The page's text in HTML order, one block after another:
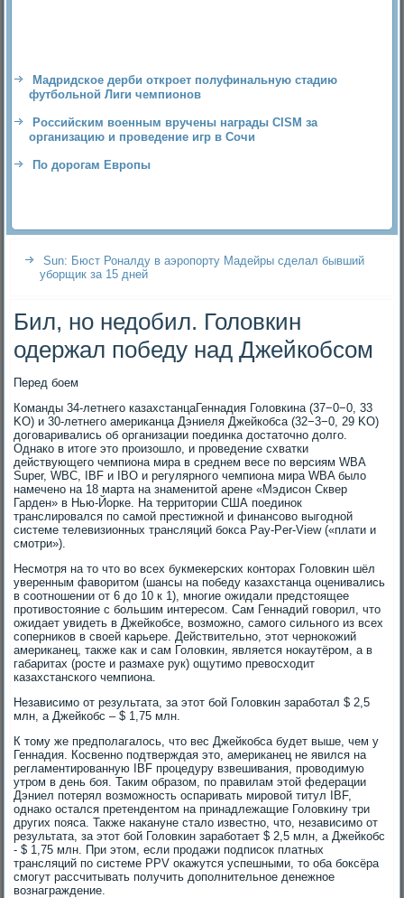
Мадридское дерби откроет полуфинальную стадию
футбольной Лиги чемпионов
Российским военным вручены награды CISM за
организацию и проведение игр в Сочи
По дорогам Европы
Sun: Бюст Роналду в аэропорту Мадейры сделал бывший
уборщик за 15 дней
Бил, но недобил. Головкин
одержал победу над Джейкобсом
Перед боем
Команды 34-летнего казахстанцаГеннадия Головкина (37−0−0, 33
KO) и 30-летнего американца Дэниеля Джейкобса (32−3−0, 29 KO)
договаривались об организации поединка достаточно долго.
Однако в итоге это произошло, и проведение схватки
действующего чемпиона мира в среднем весе по версиям WBA
Super, WBC, IBF и IBO и регулярного чемпиона мира WBA было
намечено на 18 марта на знаменитой арене «Мэдисон Сквер
Гарден» в Нью-Йорке. На территории США поединок
транслировался по самой престижной и финансово выгодной
системе телевизионных трансляций бокса Pay-Per-View («плати и
смотри»).
Несмотря на то что во всех букмекерских конторах Головкин шёл
уверенным фаворитом (шансы на победу казахстанца оценивались
в соотношении от 6 до 10 к 1), многие ожидали предстоящее
противостояние с большим интересом. Сам Геннадий говорил, что
ожидает увидеть в Джейкобсе, возможно, самого сильного из всех
соперников в своей карьере. Действительно, этот чернокожий
американец, также как и сам Головкин, является нокаутёром, а в
габаритах (росте и размахе рук) ощутимо превосходит
казахстанского чемпиона.
Независимо от результата, за этот бой Головкин заработал $ 2,5
млн, а Джейкобс – $ 1,75 млн.
К тому же предполагалось, что вес Джейкобса будет выше, чем у
Геннадия. Косвенно подтверждая это, американец не явился на
регламентированную IBF процедуру взвешивания, проводимую
утром в день боя. Таким образом, по правилам этой федерации
Дэниел потерял возможность оспаривать мировой титул IBF,
однако остался претендентом на принадлежащие Головкину три
других пояса. Также накануне стало известно, что, независимо от
результата, за этот бой Головкин заработает $ 2,5 млн, а Джейкобс
- $ 1,75 млн. При этом, если продажи подписок платных
трансляций по системе PPV окажутся успешными, то оба боксёра
смогут рассчитывать получить дополнительное денежное
вознаграждение.